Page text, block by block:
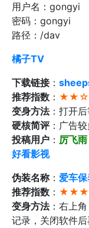
用户名：gongyi
密码：gongyi
路径：/dav
橘子TV
下载链接：
推荐指数 ：
变身方法：打开后
硬核简评：广告
投稿用户 ： 厉飞雨
好看影视
伪装名称： 爱车
推荐指数 ：
变身方法：右上
记录，关闭软件后